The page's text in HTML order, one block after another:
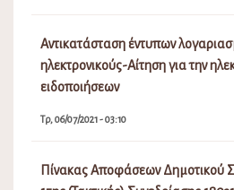
Αντικατάσταση έντυπων
ηλεκτρονικούς-Αίτηση για την
ειδοποιήσεων
Τρ, 06/07/2021 - 03:10
Πίνακας Αποφάσεων Δημοτικού